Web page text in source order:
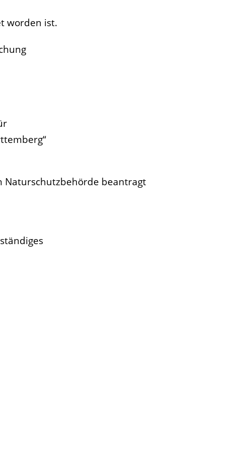
worden ist.
Naturschutzbehörde beantragt